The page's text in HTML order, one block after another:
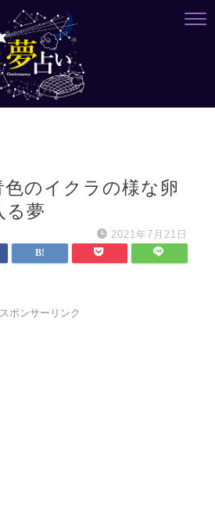
色のイクラの様な卵
る夢
2021年7月21日
スポンサーリンク